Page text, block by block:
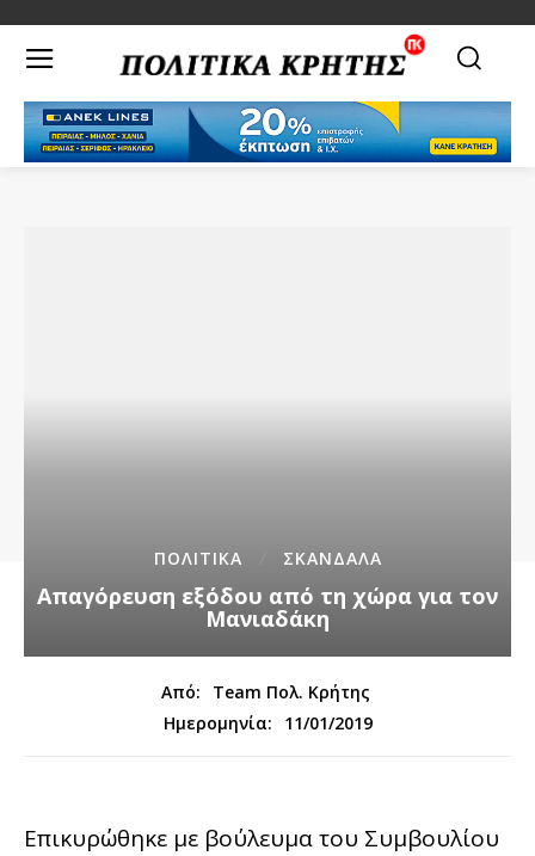
ΠΟΛΙΤΙΚΑ ΣΚΑΝΔΑΛΑ
Απαγόρευση εξόδου από τη χώρα για τον
Μανιαδάκη
Από:
Team Πολ. Κρήτης
Ημερομηνία:
11/01/2019
Επικυρώθηκε με βούλευμα του Συμβουλίου